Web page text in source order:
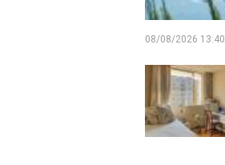
08/08/2026 13:40